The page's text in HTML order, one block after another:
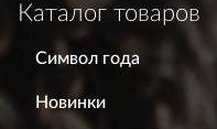
Каталог товаров
Символ года
Новинки